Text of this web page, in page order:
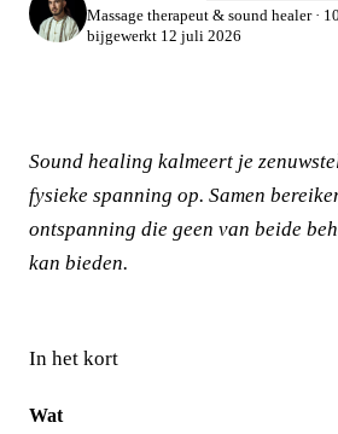
Massage therapeut & sound healer ·
bijgewerkt 12 juli 2026
Sound healing kalmeert je
fysieke spanning op. Samen
ontspanning die geen van beide
kan bieden.
In het kort
Wat